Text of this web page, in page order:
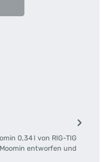
0,34 l von RIG-TIG
entworfen und